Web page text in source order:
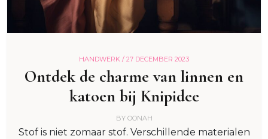
HANDWERK / 27 DECEMBER 2023
Ontdek de charme van linnen en
katoen bij Knipidee
BY OONAH
Stof is niet zomaar stof. Verschillende materialen